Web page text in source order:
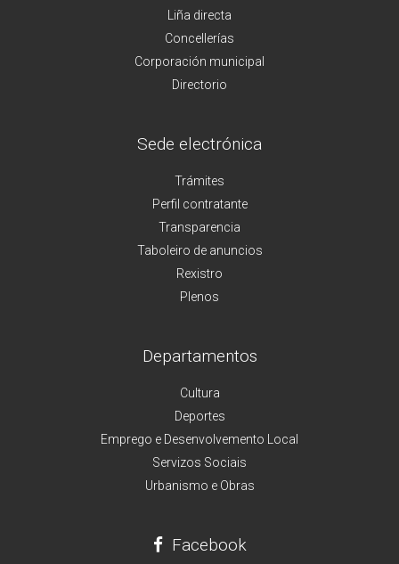
Liña directa
Concellerías
Corporación municipal
Directorio
Sede electrónica
Trámites
Perfil contratante
Transparencia
Taboleiro de anuncios
Rexistro
Plenos
Departamentos
Cultura
Deportes
Emprego e Desenvolvemento Local
Servizos Sociais
Urbanismo e Obras
Facebook